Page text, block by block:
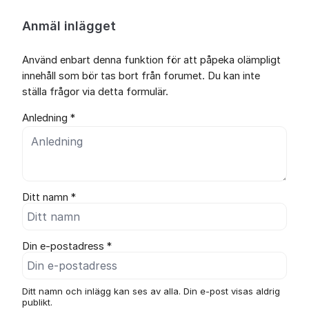
Anmäl inlägget
Använd enbart denna funktion för att påpeka olämpligt
innehåll som bör tas bort från forumet. Du kan inte
ställa frågor via detta formulär.
Anledning *
Ditt namn *
Din e-postadress *
Ditt namn och inlägg kan ses av alla. Din e-post visas aldrig
publikt.